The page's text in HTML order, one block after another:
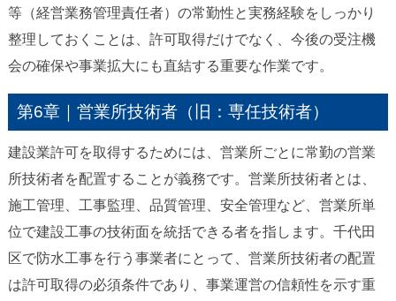
等（経営業務管理責任者）の常勤性と実務経験をしっかり
整理しておくことは、許可取得だけでなく、今後の受注機
会の確保や事業拡大にも直結する重要な作業です。
第6章｜営業所技術者（旧：専任技術者）
建設業許可を取得するためには、営業所ごとに常勤の営業
所技術者を配置することが義務です。営業所技術者とは、
施工管理、工事監理、品質管理、安全管理など、営業所単
位で建設工事の技術面を統括できる者を指します。千代田
区で防水工事を行う事業者にとって、営業所技術者の配置
は許可取得の必須条件であり、事業運営の信頼性を示す重